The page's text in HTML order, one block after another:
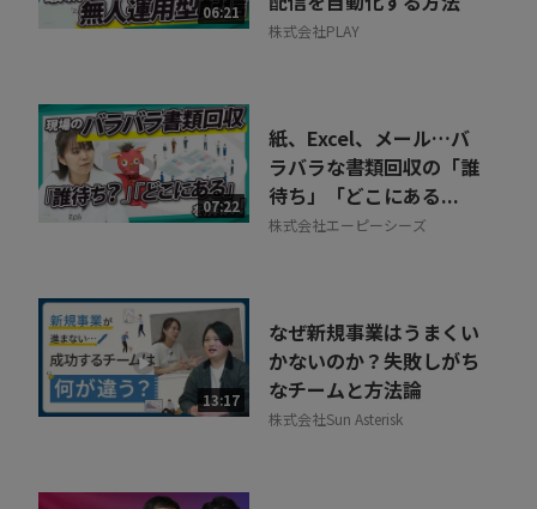
06:21
株式会社PLAY
07:22
紙、Excel、メール…バ
ラバラな書類回収の「誰
待ち」「どこにある...
株式会社エーピーシーズ
13:17
なぜ新規事業はうまくい
かないのか？失敗しがち
なチームと方法論
株式会社Sun Asterisk